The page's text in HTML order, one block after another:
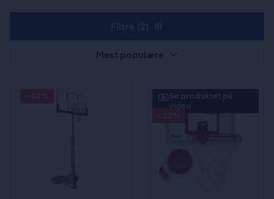
Se produktet på
video
Mest populære